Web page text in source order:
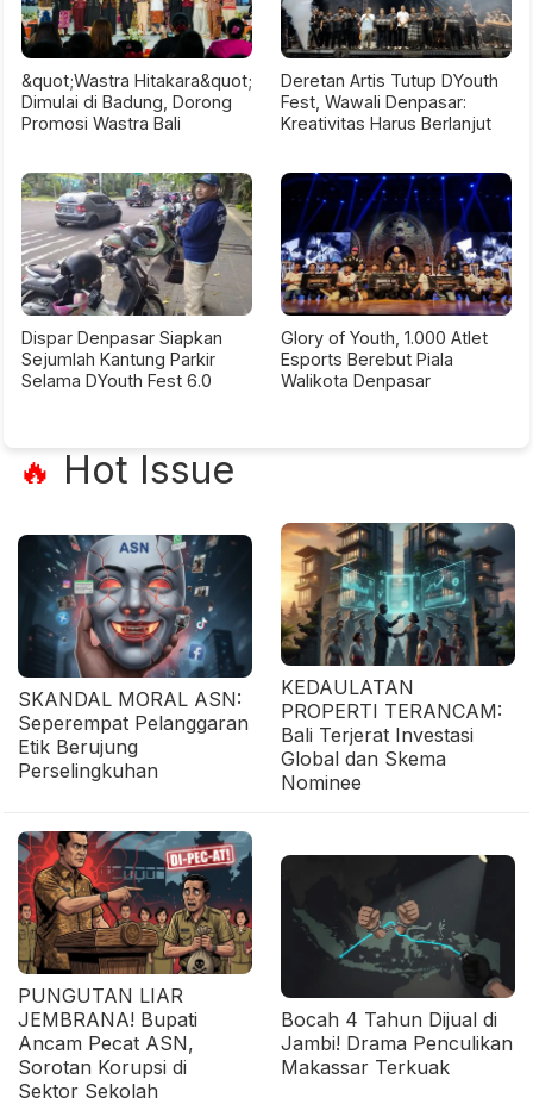
&quot;Wastra Hitakara&quot;
Dimulai di Badung, Dorong
Promosi Wastra Bali
Deretan Artis Tutup DYouth
Fest, Wawali Denpasar:
Kreativitas Harus Berlanjut
Dispar Denpasar Siapkan
Sejumlah Kantung Parkir
Selama DYouth Fest 6.0
Glory of Youth, 1.000 Atlet
Esports Berebut Piala
Walikota Denpasar
🔥 Hot Issue
SKANDAL MORAL ASN:
Seperempat Pelanggaran
Etik Berujung
Perselingkuhan
KEDAULATAN
PROPERTI TERANCAM:
Bali Terjerat Investasi
Global dan Skema
Nominee
PUNGUTAN LIAR
JEMBRANA! Bupati
Ancam Pecat ASN,
Sorotan Korupsi di
Sektor Sekolah
Bocah 4 Tahun Dijual di
Jambi! Drama Penculikan
Makassar Terkuak